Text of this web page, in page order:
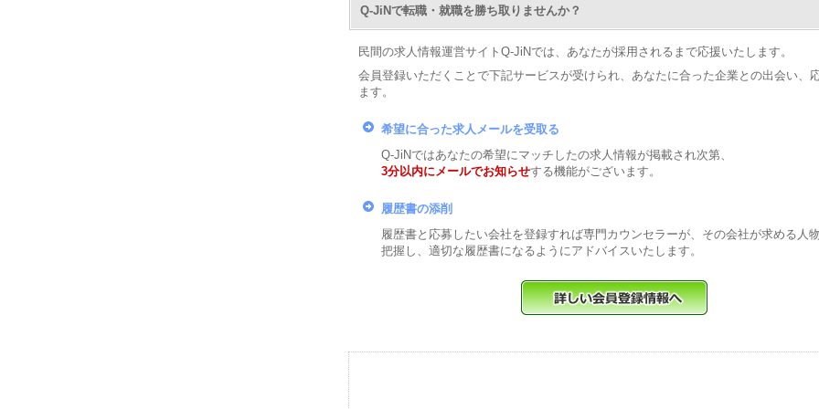
Q-JiNで転職・就職を勝ち取りませんか？
民間の求人情報運営サイトQ-JiNでは、あなたが採用されるまで応援いたします。
会員登録いただくことで下記サービスが受けられ、あなたに合った企業との出会い、
ます。
希望に合った求人メールを受取る
Q-JiNではあなたの希望にマッチしたの求人情報が掲載され次第、
3分以内にメールでお知らせする機能がございます。
履歴書の添削
履歴書と応募したい会社を登録すれば専門カウンセラーが、その会社が求める人
把握し、適切な履歴書になるようにアドバイスいたします。